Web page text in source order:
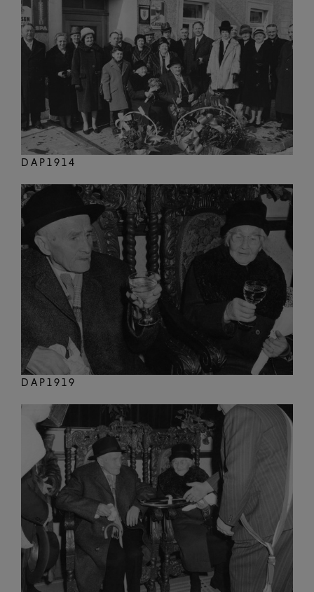
DAP1914
DAP1919